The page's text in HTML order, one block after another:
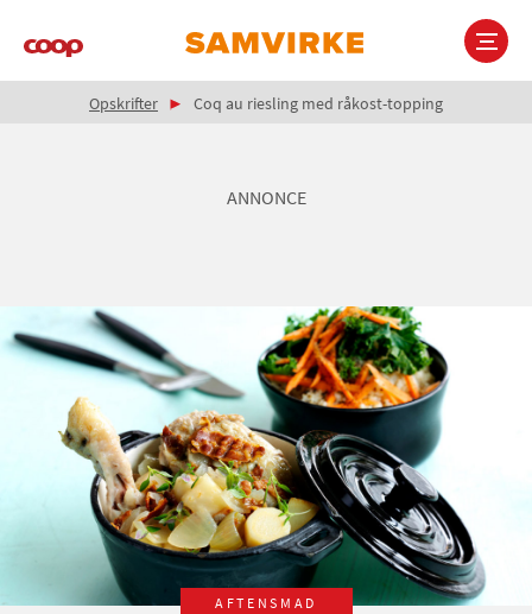
Brødkrumme
Opskrifter Coq au riesling med råkost-topping
ANNONCE
AFTENSMAD